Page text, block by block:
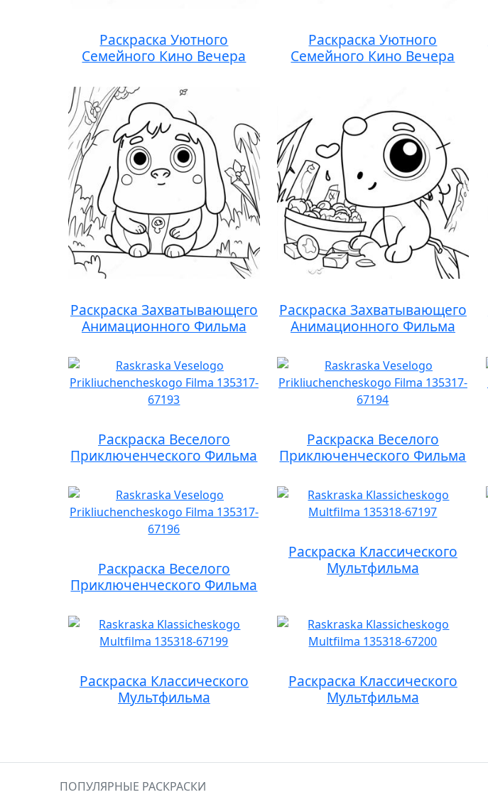
Раскраска Уютного
Семейного Кино Вечера
Раскраска Уютного
Семейного Кино Вечера
Раскраска Захватывающего
Анимационного Фильма
Раскраска Захватывающего
Анимационного Фильма
Раскраска Веселого
Приключенческого Фильма
Раскраска Веселого
Приключенческого Фильма
Раскраска Веселого
Приключенческого Фильма
Раскраска Классического
Мультфильма
Раскраска Классического
Мультфильма
Раскраска Классического
Мультфильма
ПОПУЛЯРНЫЕ РАСКРАСКИ